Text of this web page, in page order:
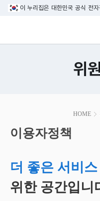
이 누리집은 대한민국 공식 전
방송미디어통
위
HOME
시
이용자정책
더 좋은 서비
위한 공간입니